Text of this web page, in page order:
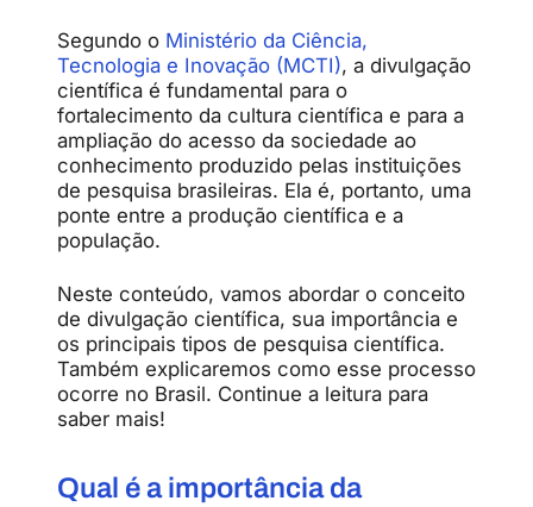
Segundo o Ministério da Ciência,
Tecnologia e Inovação (MCTI), a divulgação
científica é fundamental para o
fortalecimento da cultura científica e para a
ampliação do acesso da sociedade ao
conhecimento produzido pelas instituições
de pesquisa brasileiras. Ela é, portanto, uma
ponte entre a produção científica e a
população.
Neste conteúdo, vamos abordar o conceito
de divulgação científica, sua importância e
os principais tipos de pesquisa científica.
Também explicaremos como esse processo
ocorre no Brasil. Continue a leitura para
saber mais!
Qual éaimportânciada